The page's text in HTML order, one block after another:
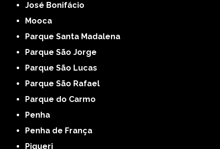
José Bonifácio
Mooca
Parque Santa Madalena
Parque São Jorge
Parque São Lucas
Parque São Rafael
Parque do Carmo
Penha
Penha de França
Piqueri